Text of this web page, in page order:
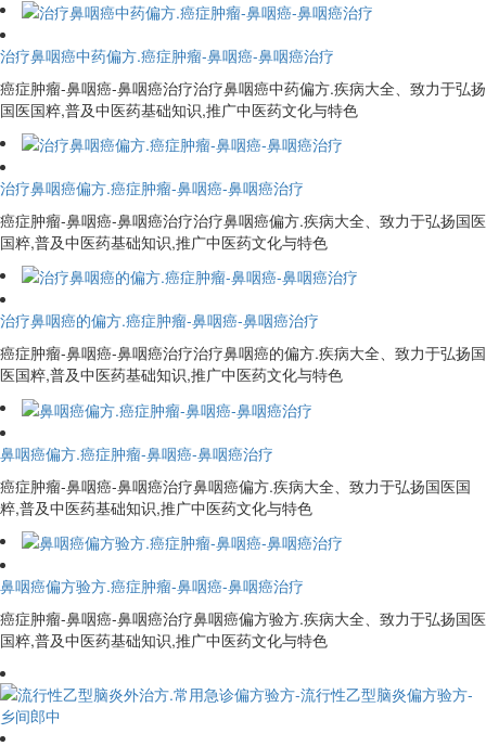
治疗鼻咽癌中药偏方.癌症肿瘤-鼻咽癌-鼻咽癌治疗
癌症肿瘤-鼻咽癌-鼻咽癌治疗治疗鼻咽癌中药偏方.疾病大全、致力于弘扬
国医国粹,普及中医药基础知识,推广中医药文化与特色
治疗鼻咽癌偏方.癌症肿瘤-鼻咽癌-鼻咽癌治疗
癌症肿瘤-鼻咽癌-鼻咽癌治疗治疗鼻咽癌偏方.疾病大全、致力于弘扬国医
国粹,普及中医药基础知识,推广中医药文化与特色
治疗鼻咽癌的偏方.癌症肿瘤-鼻咽癌-鼻咽癌治疗
癌症肿瘤-鼻咽癌-鼻咽癌治疗治疗鼻咽癌的偏方.疾病大全、致力于弘扬国
医国粹,普及中医药基础知识,推广中医药文化与特色
鼻咽癌偏方.癌症肿瘤-鼻咽癌-鼻咽癌治疗
癌症肿瘤-鼻咽癌-鼻咽癌治疗鼻咽癌偏方.疾病大全、致力于弘扬国医国
粹,普及中医药基础知识,推广中医药文化与特色
鼻咽癌偏方验方.癌症肿瘤-鼻咽癌-鼻咽癌治疗
癌症肿瘤-鼻咽癌-鼻咽癌治疗鼻咽癌偏方验方.疾病大全、致力于弘扬国医
国粹,普及中医药基础知识,推广中医药文化与特色